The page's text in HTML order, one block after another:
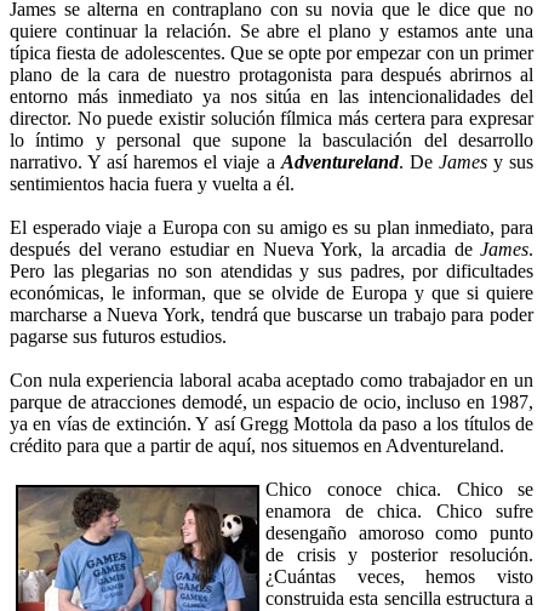
James se alterna en contraplano con su novia que le dice que no
quiere continuar la relación. Se abre el plano y estamos ante una
típica fiesta de adolescentes. Que se opte por empezar con un primer
plano de la cara de nuestro protagonista para después abrirnos al
entorno más inmediato ya nos sitúa en las intencionalidades del
director. No puede existir solución fílmica más certera para expresar
lo íntimo y personal que supone la basculación del desarrollo
narrativo. Y así haremos el viaje a Adventureland. De Jamesy sus
sentimientos hacia fuera y vuelta a él.
El esperado viaje a Europa con su amigo es su plan inmediato, para
después del verano estudiar en Nueva York, la arcadia de James.
Pero las plegarias no son atendidas y sus padres, por dificultades
económicas, le informan, que se olvide de Europa y que si quiere
marcharse a Nueva York, tendrá que buscarse un trabajo para poder
pagarse sus futuros estudios.
Con nula experiencia laboral acaba aceptado como trabajador en un
parque de atracciones demodé, un espacio de ocio, incluso en 1987,
ya en vías de extinción. Y así Gregg Mottola da paso a los títulos de
crédito para que a partir de aquí, nos situemos en Adventureland.
Chico conoce chica. Chico se
enamora de chica. Chico sufre
desengaño amoroso como punto
de crisis y posterior resolución.
¿Cuántas veces, hemos visto
construida esta sencilla estructura a